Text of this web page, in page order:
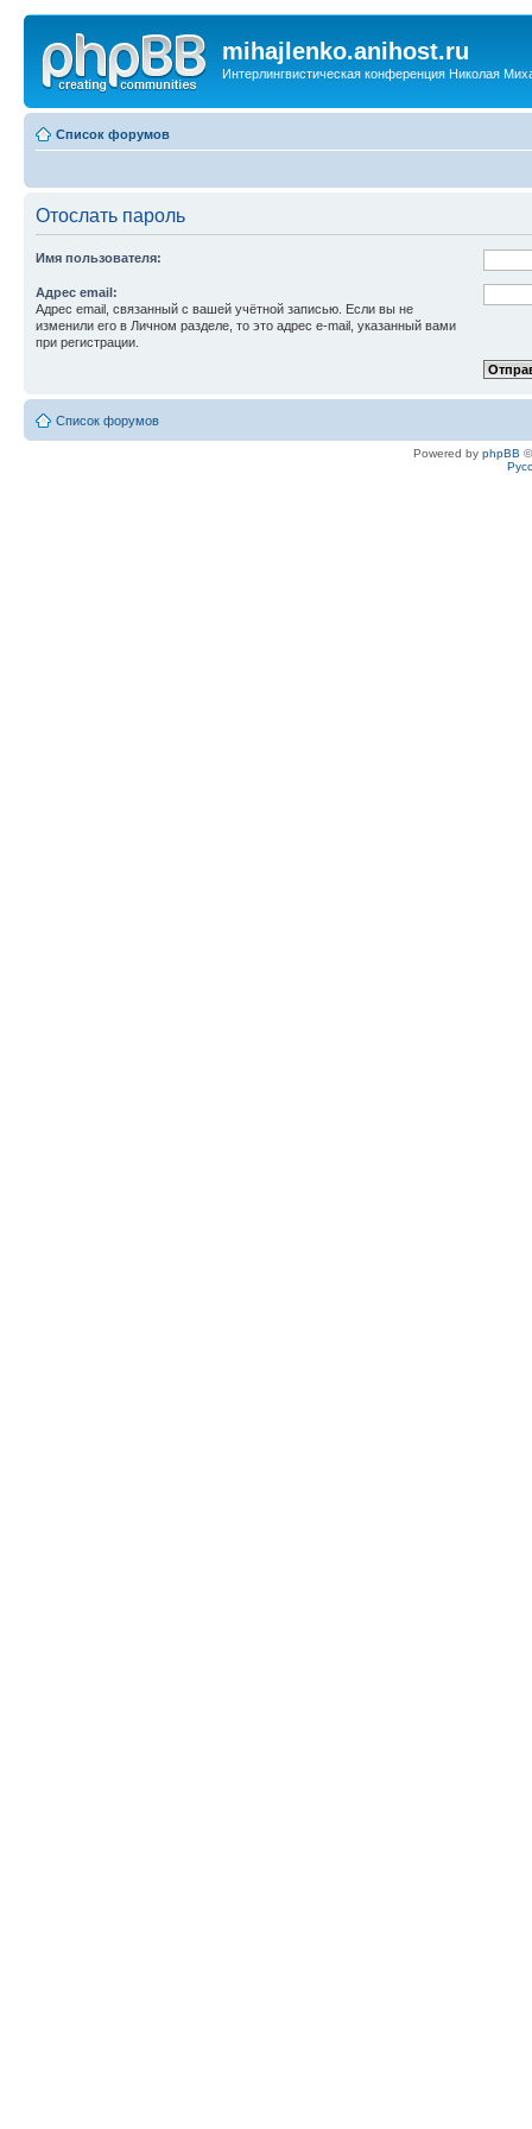
mihajlenko.anihost.ru
Интерлингвистическая конференция Николая
Список форумов
Отослать пароль
Имя пользователя:
Адрес email:
Адрес email, связанный с вашей учётной записью. Если вы не
изменили его в Личном разделе, то это адрес e-mail, указанный вами
при регистрации.
Список форумов
Powered by phpBB